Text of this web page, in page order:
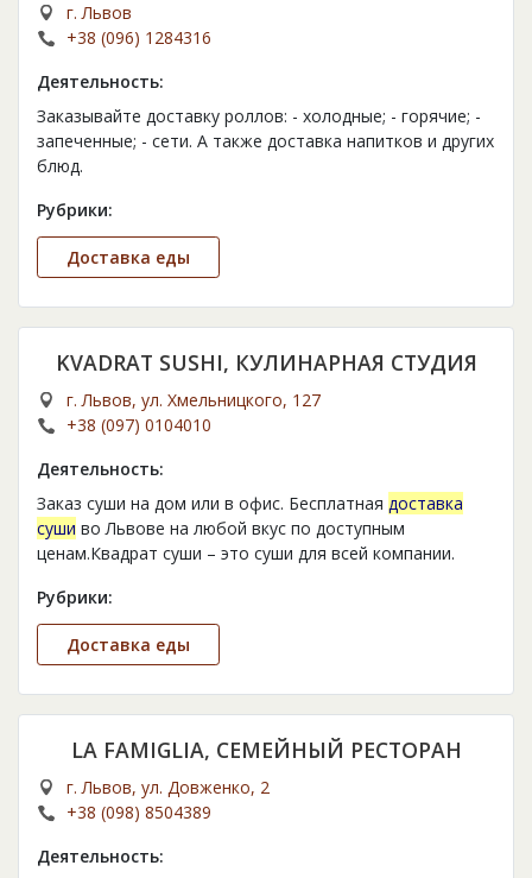
г. Львов
+38 (096) 1284316
Деятельность:
Заказывайте доставку роллов: - холодные; - горячие; -
запеченные; - сети. А также доставка напитков и других
блюд.
Рубрики:
Доставка еды
KVADRAT SUSHI, КУЛИНАРНАЯ СТУДИЯ
г. Львов, ул. Хмельницкого, 127
+38 (097) 0104010
Деятельность:
Заказ суши на дом или в офис. Бесплатная доставка
суши во Львове на любой вкус по доступным
ценам.Квадрат суши – это суши для всей компании.
Рубрики:
Доставка еды
LA FAMIGLIA, СЕМЕЙНЫЙ РЕСТОРАН
г. Львов, ул. Довженко, 2
+38 (098) 8504389
Деятельность: